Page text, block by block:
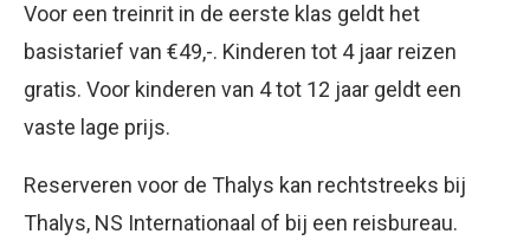
Voor een treinrit in de eerste klas geldt het
basistarief van €49,-. Kinderen tot 4 jaar reizen
gratis. Voor kinderen van 4 tot 12 jaar geldt een
vaste lage prijs.
Reserveren voor de Thalys kan rechtstreeks bij
Thalys, NS Internationaal of bij een reisbureau.